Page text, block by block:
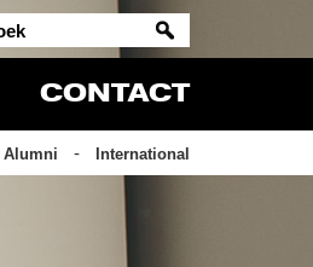
CONTACT
Alumni International